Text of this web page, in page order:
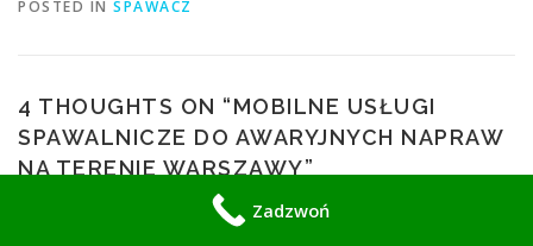
POSTED IN SPAWACZ
4 THOUGHTS ON “MOBILNE USŁUGI
SPAWALNICZE DO AWARYJNYCH NAPRAW
NA TERENIE WARSZAWY”
Zadzwoń